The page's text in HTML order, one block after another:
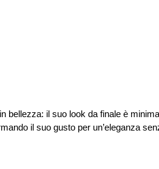
bellezza: il suo look da finale è
il suo gusto per un’eleganza